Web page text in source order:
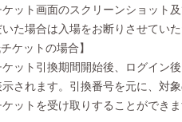
ット画面のスクリーンショット
いた場合は入場をお断りさせてい
チケットの場合】
ット引換期間開始後、ログイン後
されます。引換番号を元に、対
ットを受け取りすることができ